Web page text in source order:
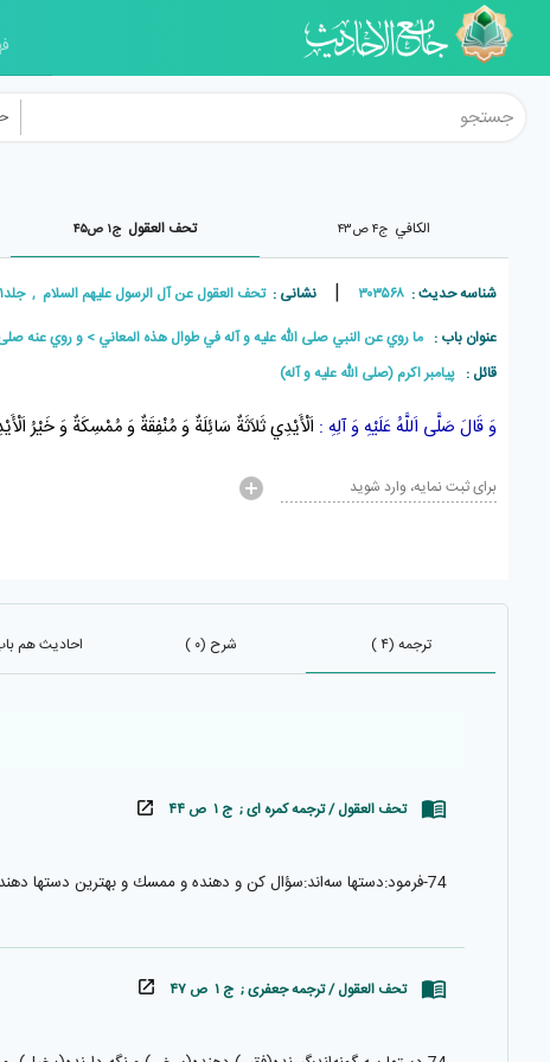
الکافي ج۴ ص۴۳ تحف العقول ج۱ ص۴۵
شناسه حدیث : ۳۰۳۵۶۸ | نشانی :تحف العقول عن آل الرسول علیهم السلام , جلد۱ , صفحه۴۵
عنوان باب : ما روي عن النبي صلى اللّه عليه و آله في طوال هذه المعاني
و روي عنه صلى
قائل : پيامبر اکرم (صلی الله علیه و آله)
وَ قَالَ صَلَّى اَللَّهُ عَلَيْهِ وَ آلِهِ : اَلْأَيْدِي ثَلاَثَةٌ سَائِلَةٌ وَ مُنْفِقَةٌ وَ مُمْسِكَةٌ وَ خَيْرُ
برای ثبت نمایه، وارد شوید
ترجمه (۴ ) شرح (۰ ) احادیث هم باب
تحف العقول / ترجمه کمره ای ; ج ۱ ص ۴۴
74-فرمود:دستها سه‌اند:سؤال كن و دهنده و ممسك و بهترين دستها دهنده است.
تحف العقول / ترجمه جعفری ; ج ۱ ص ۴۷